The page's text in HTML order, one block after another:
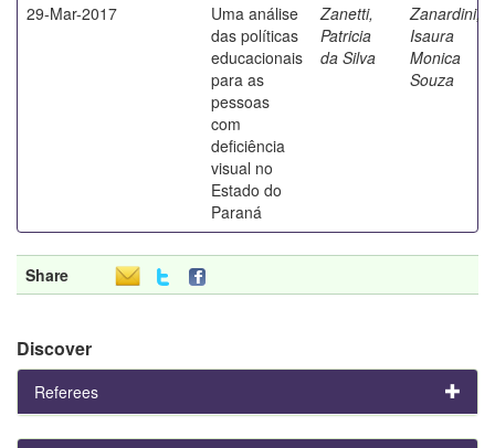
29-Mar-2017
Uma análise
das políticas
educacionais
para as
pessoas
com
deficiência
visual no
Estado do
Paraná
Zanetti,
Patricia
da Silva
Zanardini,
Isaura
Monica
Souza
Share
Discover
Referees